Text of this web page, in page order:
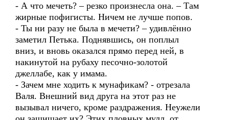
- А что мечеть? – резко произнесла она. – Там
жирные пофигисты. Ничем не лучше попов.
- Ты ни разу не была в мечети? – удивлённо
заметил Петька. Поднявшись, он поплыл
вниз, и вновь оказался прямо перед ней, в
накинутой на рубаху песочно-золотой
джеллабе, как у имама.
- Зачем мне ходить к мунафикам? - отрезала
Валя. Внешний вид друга на этот раз не
вызывал ничего, кроме раздражения. Неужели